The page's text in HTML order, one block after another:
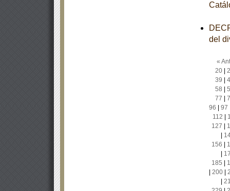
del
«
20|
39
58
77
96
97
112
127
156
185
200|